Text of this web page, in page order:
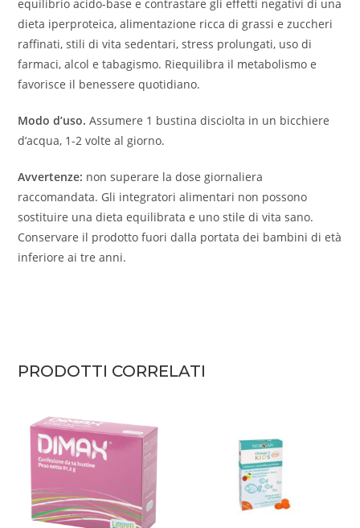
equilibrio acido-base e contrastare gli effetti negativi di una
dieta iperproteica, alimentazione ricca di grassi e zuccheri
raffinati, stili di vita sedentari, stress prolungati, uso di
farmaci, alcol e tabagismo. Riequilibra il metabolismo e
favorisce il benessere quotidiano.
Modo d’uso.Assumere 1 bustina disciolta in un bicchiere
d’acqua, 1-2 volte al giorno.
Avvertenze: non superare la dose giornaliera
raccomandata. Gli integratori alimentari non possono
sostituire una dieta equilibrata e uno stile di vita sano.
Conservare il prodotto fuori dalla portata dei bambini di età
inferiore ai tre anni.
PRODOTTI CORRELATI